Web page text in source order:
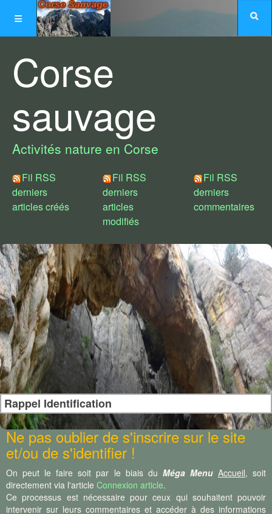
Corse
sauvage
Activités nature en Corse
Fil RSS
derniers
articles créés
Fil RSS
derniers
articles
modifiés
Fil RSS
derniers
commentaires
Choix de styles :
Rappel Identification
Ne pas oublier de s'inscrire sur le site
et/ou de s'identifier !
On peut le faire soit par le biais du Méga Menu Accueil, soit
directement via l'article Connexion article.
Ce processus est nécessaire pour ceux qui souhaitent pouvoir
intervenir sur leurs commentaires et accéder à des informations